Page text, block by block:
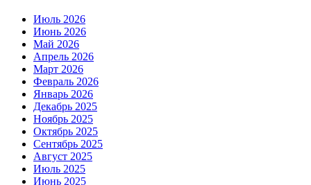
Июль 2026
Июнь 2026
Май 2026
Апрель 2026
Март 2026
Февраль 2026
Январь 2026
Декабрь 2025
Ноябрь 2025
Октябрь 2025
Сентябрь 2025
Август 2025
Июль 2025
Июнь 2025